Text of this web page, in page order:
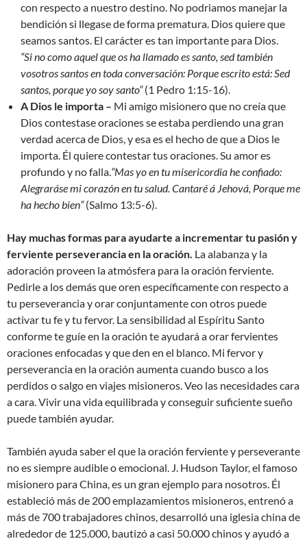
con respecto a nuestro destino. No podriamos manejar la
bendición si llegase de forma prematura. Dios quiere que
seamos santos. El carácter es tan importante para Dios.
“Si no como aquel que os ha llamado es santo, sed también
vosotros santos en toda conversación: Porque escrito está: Sed
santos, porque yo soy santo”(1 Pedro 1:15-16).
A Dios le importa – Mi amigo misionero que no creía que
Dios contestase oraciones se estaba perdiendo una gran
verdad acerca de Dios, y esa es el hecho de que a Dios le
importa. Él quiere contestar tus oraciones. Su amor es
profundo y no falla.“Mas yo en tu misericordia he confiado:
Alegraráse mi corazón en tu salud. Cantaré á Jehová, Porque me
ha hecho bien”(Salmo 13:5-6).
Hay muchas formas para ayudarte a incrementar tu pasión y
ferviente perseverancia en la oración. La alabanza y la
adoración proveen la atmósfera para la oración ferviente.
Pedirle a los demás que oren específicamente con respecto a
tu perseverancia y orar conjuntamente con otros puede
activar tu fe y tu fervor. La sensibilidad al Espíritu Santo
conforme te guíe en la oración te ayudará a orar fervientes
oraciones enfocadas y que den en el blanco. Mi fervor y
perseverancia en la oración aumenta cuando busco a los
perdidos o salgo en viajes misioneros. Veo las necesidades cara
a cara. Vivir una vida equilibrada y conseguir suficiente sueño
puede también ayudar.
También ayuda saber el que la oración ferviente y perseverante
no es siempre audible o emocional. J. Hudson Taylor, el famoso
misionero para China, es un gran ejemplo para nosotros. Él
estableció más de 200 emplazamientos misioneros, entrenó a
más de 700 trabajadores chinos, desarrolló una iglesia china de
alrededor de 125.000, bautizó a casi 50.000 chinos y ayudó a